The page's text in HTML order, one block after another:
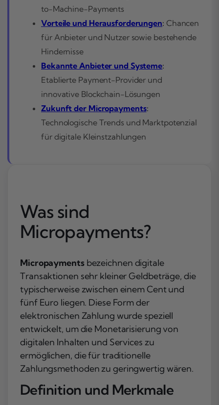
to-Machine-Payments
Vorteile und Herausforderungen: Chancen
für Anbieter und Nutzer sowie bestehende
Hindernisse
Bekannte Anbieter und Systeme:
Etablierte Payment-Provider und
innovative Blockchain-Lösungen
Zukunft der Micropayments:
Technologische Trends und Marktpotenzial
für digitale Kleinstzahlungen
Was sind
Micropayments?
Micropaymentsbezeichnen digitale
Transaktionen sehr kleiner Geldbeträge, die
typischerweise zwischen einem Cent und
fünf Euro liegen. Diese Form der
elektronischen Zahlung wurde speziell
entwickelt, um die Monetarisierung von
digitalen Inhalten und Services zu
ermöglichen, die für traditionelle
Zahlungsmethoden zu geringwertig wären.
Definition und Merkmale